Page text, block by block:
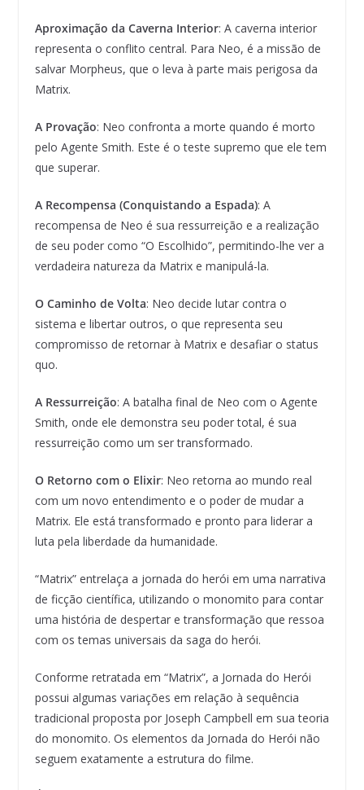
Aproximação da Caverna Interior: A caverna interior
representa o conflito central. Para Neo, é a missão de
salvar Morpheus, que o leva à parte mais perigosa da
Matrix.
A Provação: Neo confronta a morte quando é morto
pelo Agente Smith. Este é o teste supremo que ele tem
que superar.
A Recompensa (Conquistando a Espada): A
recompensa de Neo é sua ressurreição e a realização
de seu poder como “O Escolhido”, permitindo-lhe ver a
verdadeira natureza da Matrix e manipulá-la.
O Caminho de Volta: Neo decide lutar contra o
sistema e libertar outros, o que representa seu
compromisso de retornar à Matrix e desafiar o status
quo.
A Ressurreição: A batalha final de Neo com o Agente
Smith, onde ele demonstra seu poder total, é sua
ressurreição como um ser transformado.
O Retorno com o Elixir: Neo retorna ao mundo real
com um novo entendimento e o poder de mudar a
Matrix. Ele está transformado e pronto para liderar a
luta pela liberdade da humanidade.
“Matrix” entrelaça a jornada do herói em uma narrativa
de ficção científica, utilizando o monomito para contar
uma história de despertar e transformação que ressoa
com os temas universais da saga do herói.
Conforme retratada em “Matrix”, a Jornada do Herói
possui algumas variações em relação à sequência
tradicional proposta por Joseph Campbell em sua teoria
do monomito. Os elementos da Jornada do Herói não
seguem exatamente a estrutura do filme.